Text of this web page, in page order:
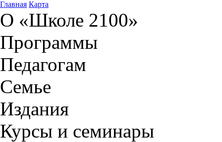
Главная Карта
О «Школе 2100»
Программы
Педагогам
Семье
Издания
Курсы и семинары